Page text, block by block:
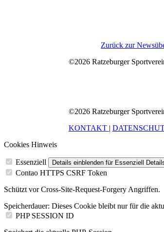
Zurück zur
©2026 Ratzeburger
©2026 Ratzeburger
KONTAKT |
Cookies Hinweis
Essenziell Details einblenden für Essenziell
Contao HTTPS CSRF Token
Schützt vor Cross-Site-Request-Forgery Angriffen.
Speicherdauer: Dieses Cookie bleibt nur für die
PHP SESSION ID